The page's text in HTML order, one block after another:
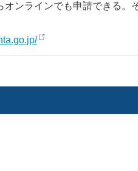
ンラインでも申請できる。